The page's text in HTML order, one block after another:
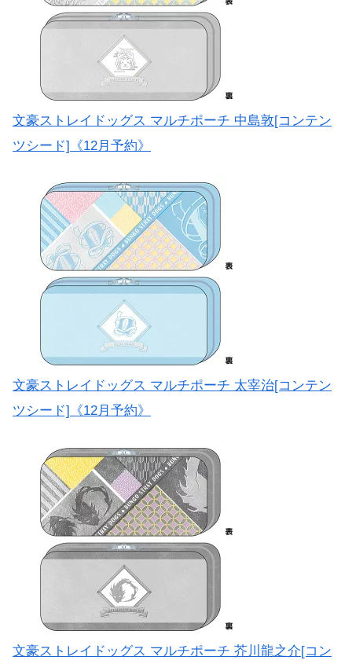
文豪ストレイドッグス マルチポーチ 中島敦[コンテン
ツシード]《12月予約》
文豪ストレイドッグス マルチポーチ 太宰治[コンテン
ツシード]《12月予約》
文豪ストレイドッグス マルチポーチ 芥川龍之介[コン